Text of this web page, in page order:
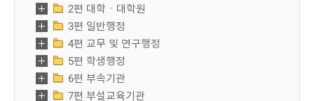
2편 대학ㆍ대학원
3편 일반행정
4편 교무 및 연구행정
5편 학생행정
6편 부속기관
7편 부설교육기관